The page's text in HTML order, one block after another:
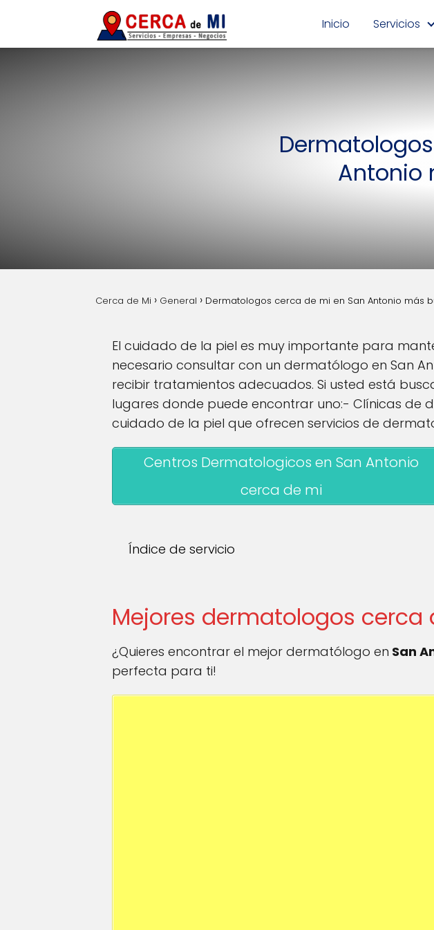
Inicio Servicios
Antonio
Cerca de Mi General Dermatologos cerca de mi en San Antonio más
El cuidado de la piel es muy importante para
necesario consultar con un dermatólogo en San
recibir tratamientos adecuados. Si usted está
lugares donde puede encontrar uno:- Clínicas de
cuidado de la piel que ofrecen servicios de
Centros Dermatologicos en San Antonio
cerca de mi
Índice de servicio
Mejores dermatologos cerca
¿Quieres encontrar el mejor dermatólogo en San
perfecta para ti!